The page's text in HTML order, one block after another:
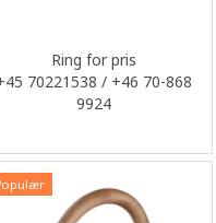
Ring for pris
70221538 / +46 70-868
9924